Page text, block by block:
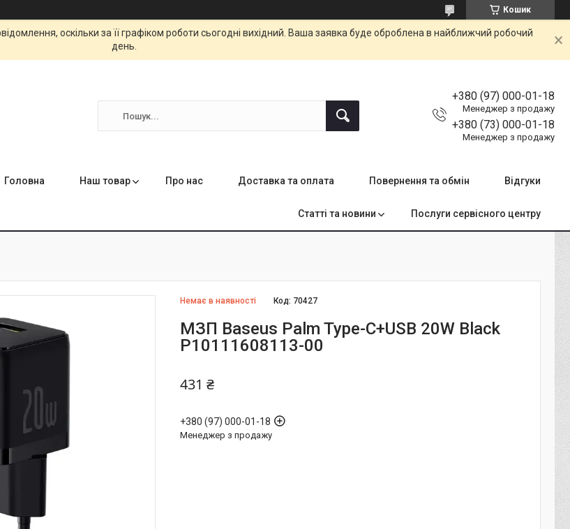
Кошик
оскільки за її графіком роботи сьогодні вихідний. Ваша заявка буде оброблена в найближчий робочий
день.
+380 (97) 000-01-18
Менеджер з продажу
+380 (73) 000-01-18
Менеджер з продажу
Головна Наш товар Про нас Доставка та оплата Повернення та обмін Відгуки
Статті та новини Послуги сервісного центру
Немає в наявності Код: 70427
МЗП Baseus Palm Type-C+USB 20W Black
P10111608113-00
431 ₴
+380 (97) 000-01-18
Менеджер з продажу